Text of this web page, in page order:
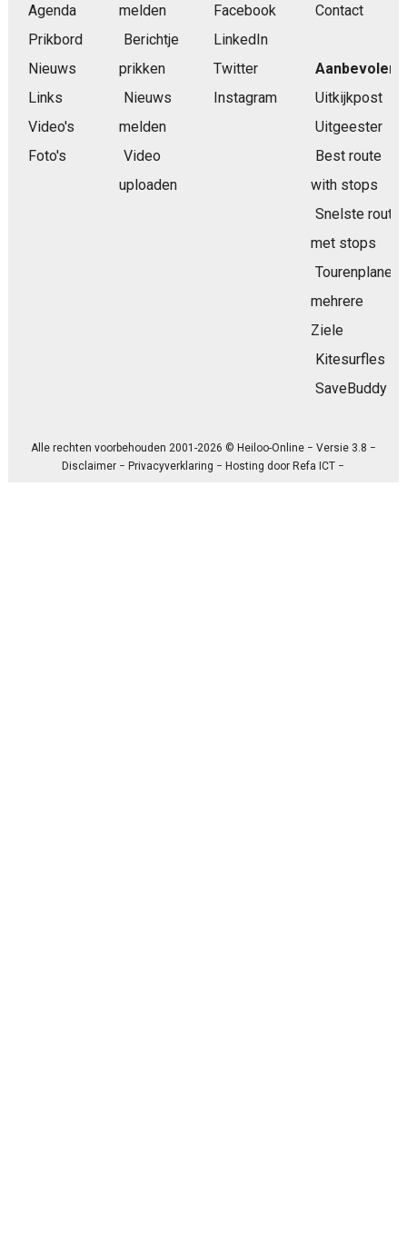
Agenda
Prikbord
Nieuws
Links
Video's
Foto's
melden
Berichtje
prikken
Nieuws
melden
Video
uploaden
Facebook
LinkedIn
Twitter
Instagram
Contact
Aanbevolen
Uitkijkpost
Uitgeester
Best route
with stops
Snelste route
met stops
Tourenplaner
mehrere
Ziele
Kitesurfles
SaveBuddy
Alle rechten voorbehouden 2001-2026 © Heiloo-Online − Versie 3.8 −
Disclaimer −Privacyverklaring − Hosting doorRefa ICT −